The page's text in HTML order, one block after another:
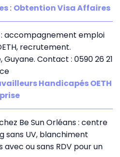
: Obtention Visa Affaires
: accompagnement emploi
recrutement.
Contact : 0590 26 21
Handicapés OETH
Be Sun Orléans : centre
sans UV, blanchiment
ou sans RDV pour un